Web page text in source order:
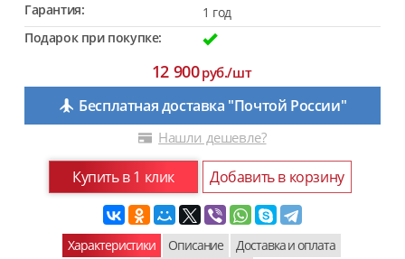
Гарантия:
1 год
Подарок при покупке:
12 900руб./шт
Бесплатная доставка "Почтой России"
Нашли дешевле?
Купить в 1 клик Добавить в корзину
Характеристики Описание
Доставка и оплата